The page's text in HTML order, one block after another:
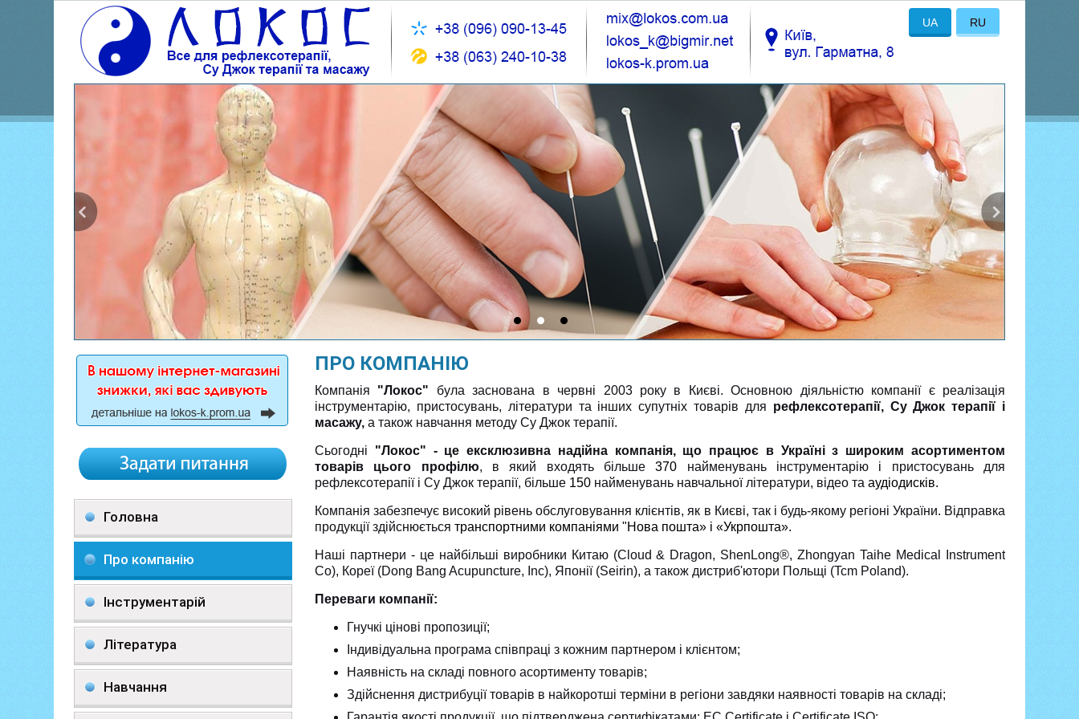
UA RU
Головна
Про компанію
Інструментарій
Література
Навчання
ПРО КОМПАНІЮ
Компанія "Локос" була заснована в червні 2003 року в Києві. Основною діяльністю компанії є реалізація
інструментарію, пристосувань, літератури та інших супутніх товарів для рефлексотерапії, Су Джок терапії і
масажу, а також навчання методу Су Джок терапії.
Сьогодні "Локос" - це ексклюзивна надійна компанія, що працює в Україні з широким асортиментом
товарів цього профілю, в який входять більше370 найменувань інструментарію і пристосувань для
рефлексотерапії і Су Джок терапії, більше 150 найменувань навчальної літератури, відео та аудіодисків.
Компанія забезпечує високий рівень обслуговування клієнтів, як в Києві, так і будь-якому регіоні України. Відправка
продукції здійснюється транспортними компаніями "Нова пошта» і «Укрпошта».
Наші партнери - це найбільші виробники Китаю (Cloud & Dragon, ShenLong®, Zhongyan Taihe Medical Instrument
Co), Кореї (Dong Bang Acupuncture, Inc), Японії (Seirin), а також дистриб'ютори Польщі (Tcm Poland).
Переваги компанії:
Гнучкі цінові пропозиції;
Індивідуальна програма співпраці з кожним партнером і клієнтом;
Наявність на складі повного асортименту товарів;
Здійснення дистрибуції товарів в найкоротші терміни в регіони завдяки наявності товарів на складі;